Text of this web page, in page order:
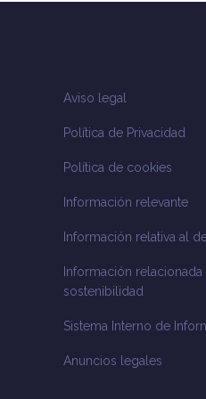
Aviso legal
Política de Privacidad
Política de cookies
Información relevante
Información relativa al
Información
sostenibilidad
Sistema Interno de
Anuncios legales